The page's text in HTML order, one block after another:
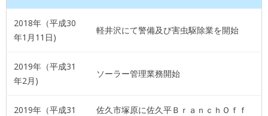
2018年（平成30
年1月11日)
軽井沢にて警備及び害虫駆除業を開始
2019年（平成31
年2月)
ソーラー管理業務開始
2019年（平成31
佐久市塚原に佐久平ＢｒａｎｃｈＯｆｆ